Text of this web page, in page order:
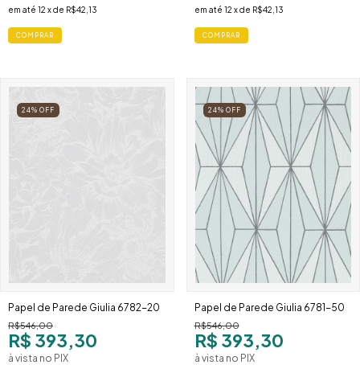
em até 12 x de R$42,13 em até 12 x de R$42,13
24% OFF
Papel de Parede Giulia 6782-20
R$546,00
R$ 393,30
à vista no PIX
24% OFF
Papel de Parede Giulia 6781-50
R$546,00
R$ 393,30
à vista no PIX